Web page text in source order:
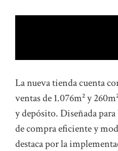
La nueva tienda cuenta
ventas de 1.076m² y
y depósito. Diseñada
de compra eficiente y
destaca por la